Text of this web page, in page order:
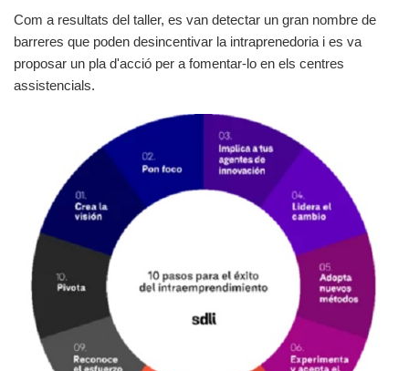
Com a resultats del taller, es van detectar un gran nombre de
barreres que poden desincentivar la intraprenedoria i es va
proposar un pla d'acció per a fomentar-lo en els centres
assistencials.